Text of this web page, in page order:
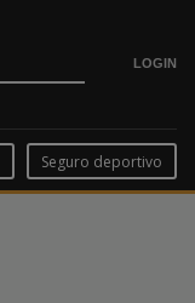
LOGIN
Seguro deportivo